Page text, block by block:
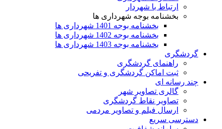
ارتباط با شهردار
بخشنامه بوجه شهرداری ها
بخشنامه بوجه 1401 شهرداری ها
بخشنامه بوجه 1402 شهرداری ها
بخشنامه بوجه 1403 شهرداری ها
گردشگری
راهنمای گردشگری
ثبت اماکن گردشگری و تفریحی
چند رسانه ای
گالری تصاویر شهر
تصاویر نقاط گردشگری
ارسال فیلم و تصاویر مردمی
دسترسی سریع